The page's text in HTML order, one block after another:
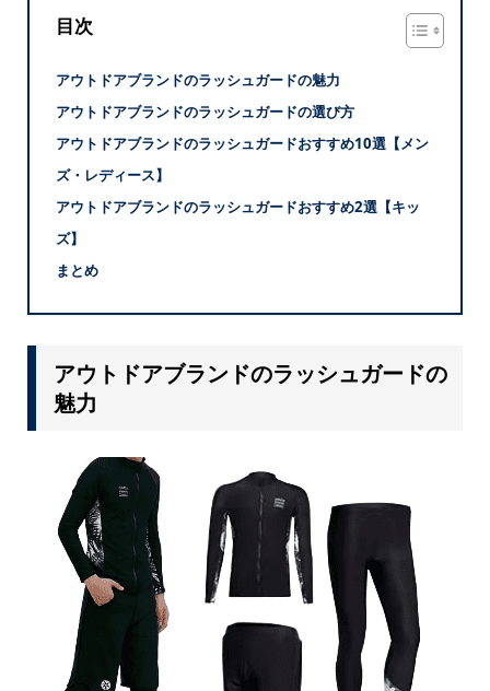
目次
アウトドアブランドのラッシュガードの魅力
アウトドアブランドのラッシュガードの選び方
アウトドアブランドのラッシュガードおすすめ10選【メン
ズ・レディース】
アウトドアブランドのラッシュガードおすすめ2選【キッ
ズ】
まとめ
アウトドアブランドのラッシュガードの
魅力